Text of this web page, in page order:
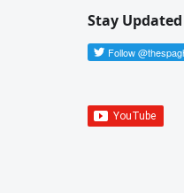
Stay Updated